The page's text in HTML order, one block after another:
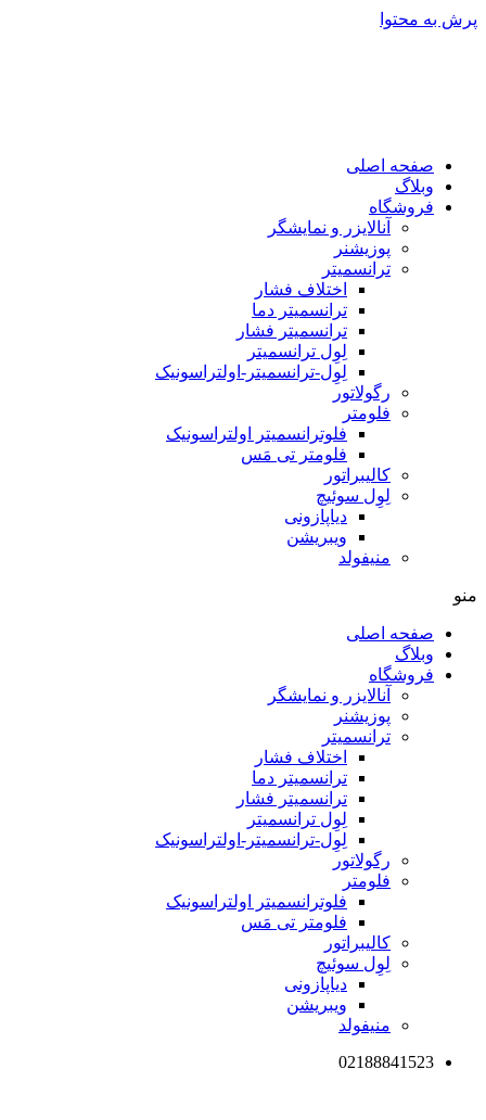
پرش به محتوا
صفحه اصلی
وبلاگ
فروشگاه
آنالایزر و نمایشگر
پوزیشنر
ترانسمیتر
اختلاف فشار
ترانسمیتر دما
ترانسمیتر فشار
لِوِل ترانسمیتر
لِوِل-ترانسمیتر-اولتراسونیک
رگولاتور
فلومتر
فلوترانسمیتر اولتراسونیک
فلومتر تی مَس
کالیبراتور
لِوِل سوئیچ
دیاپازونی
ویبریشن
منیفولد
منو
صفحه اصلی
وبلاگ
فروشگاه
آنالایزر و نمایشگر
پوزیشنر
ترانسمیتر
اختلاف فشار
ترانسمیتر دما
ترانسمیتر فشار
لِوِل ترانسمیتر
لِوِل-ترانسمیتر-اولتراسونیک
رگولاتور
فلومتر
فلوترانسمیتر اولتراسونیک
فلومتر تی مَس
کالیبراتور
لِوِل سوئیچ
دیاپازونی
ویبریشن
منیفولد
02188841523